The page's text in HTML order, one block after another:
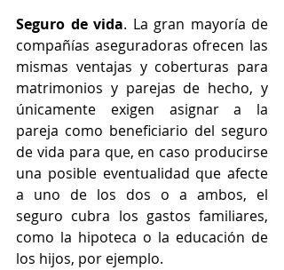
Seguro de vida. La gran mayoría de
compañías aseguradoras ofrecen las
mismas ventajas y coberturas para
matrimonios y parejas de hecho, y
únicamente exigen asignar a la
pareja como beneficiario del seguro
de vida para que, en caso producirse
una posible eventualidad que afecte
a uno de los dos o a ambos, el
seguro cubra los gastos familiares,
como la hipoteca o la educación de
los hijos, por ejemplo.